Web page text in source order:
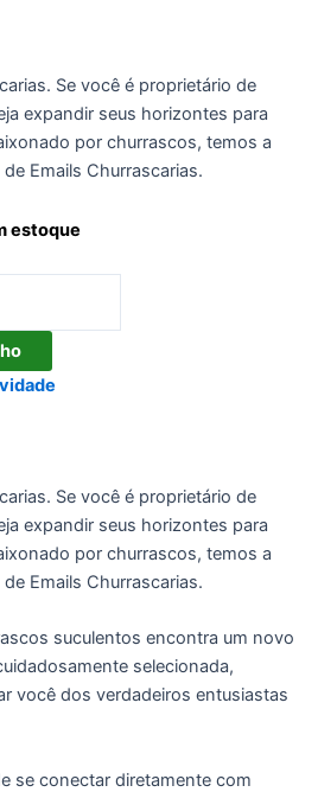
Se você é proprietário de
expandir seus horizontes para
por churrascos, temos a
Emails Churrascarias.
estoque
Se você é proprietário de
expandir seus horizontes para
por churrascos, temos a
Emails Churrascarias.
suculentos encontra um novo
selecionada,
você dos verdadeiros entusiastas
se conectar diretamente com